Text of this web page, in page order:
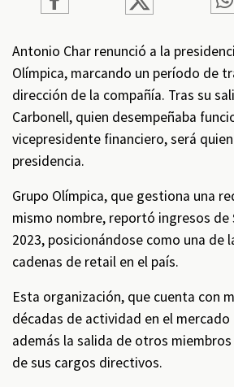
Antonio Char renunció a la
Olímpica, marcando un período de
dirección de la compañía. Tras su
Carbonell, quien desempeñaba
vicepresidente financiero, será
presidencia.
Grupo Olímpica, que gestiona una
mismo nombre, reportó ingresos de
2023, posicionándose como una de
cadenas de retail en el país.
Esta organización, que cuenta con
décadas de actividad en el
además la salida de otros
de sus cargos directivos.